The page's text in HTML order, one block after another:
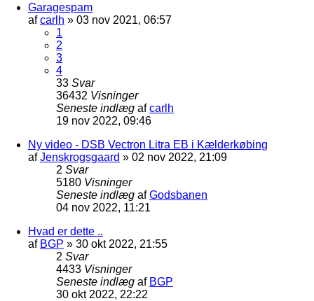
Garagespam
afcarlh » 03 nov 2021, 06:57
1
2
3
4
33 Svar
36432 Visninger
Seneste indlæg afcarlh
19 nov 2022, 09:46
Ny video - DSB Vectron Litra EB i Kælderkøbing
afJenskrogsgaard » 02 nov 2022, 21:09
2 Svar
5180 Visninger
Seneste indlæg afGodsbanen
04 nov 2022, 11:21
Hvad er dette ..
af BGP » 30 okt 2022, 21:55
2 Svar
4433 Visninger
Seneste indlæg af BGP
30 okt 2022, 22:22